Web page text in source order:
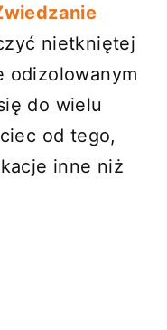
nietkniętej
odizolowanym
do wielu
od tego,
inne niż